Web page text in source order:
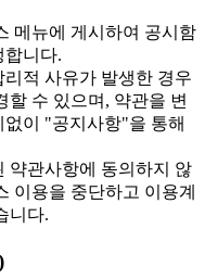
메뉴에 게시하여 공시함
합니다.
적 사유가 발생한 경우
할 수 있으며, 약관을 변
이 "공지사항"을 통해
관사항에 동의하지 않
이용을 중단하고 이용계
니다.